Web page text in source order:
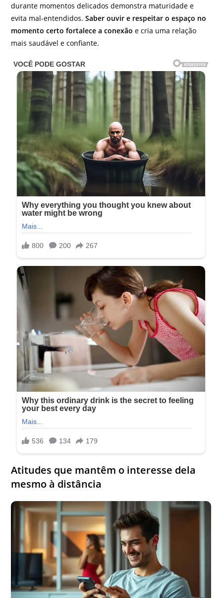
durante momentos delicados demonstra maturidade e
evita mal-entendidos.Saber ouvir e respeitar o espaço no
momento certo fortalece a conexão e cria uma relação
mais saudável e confiante.
Atitudes que mantêm o interesse dela
mesmo à distância